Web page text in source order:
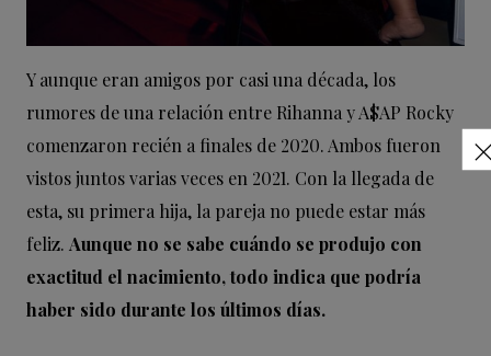
Y aunque eran amigos por casi una década, los
rumores de una relación entre Rihanna y A$AP Rocky
comenzaron recién a finales de 2020. Ambos fueron
vistos juntos varias veces en 2021. Con la llegada de
esta, su primera hija, la pareja no puede estar más
feliz. Aunque no se sabe cuándo se produjo con
exactitud el nacimiento, todo indica que podría
haber sido durante los últimos días.